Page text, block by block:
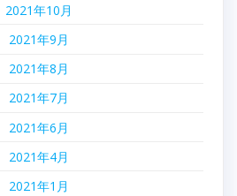
2021年10月
2021年9月
2021年8月
2021年7月
2021年6月
2021年4月
2021年1月